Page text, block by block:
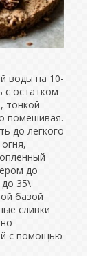
воды на 10-
с остатком
тонкой
помешивая.
до легкого
до
до 35\
базой
сливки
с помощью